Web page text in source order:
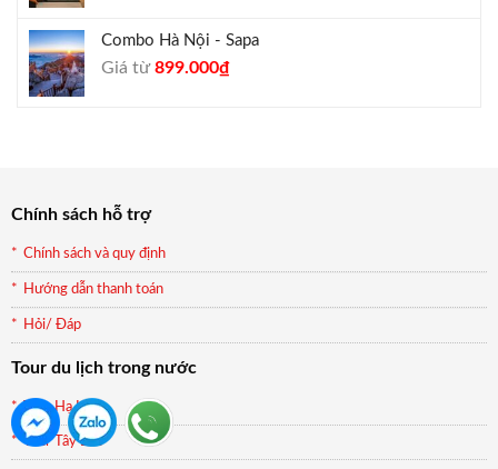
Combo Hà Nội - Sapa
Giá từGiá
899.000₫Giá
Chính sách hỗ trợ
Chính sách và quy định
Hướng dẫn thanh toán
Hỏi/ Đáp
Tour du lịch trong nước
Tour Hạ Long
Tour Tây Bắc